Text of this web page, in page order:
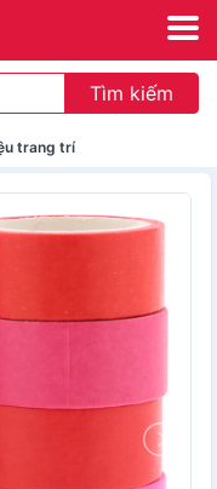
Tìm kiếm
trang trí